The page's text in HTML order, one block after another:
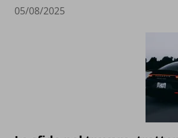
05/08/2025